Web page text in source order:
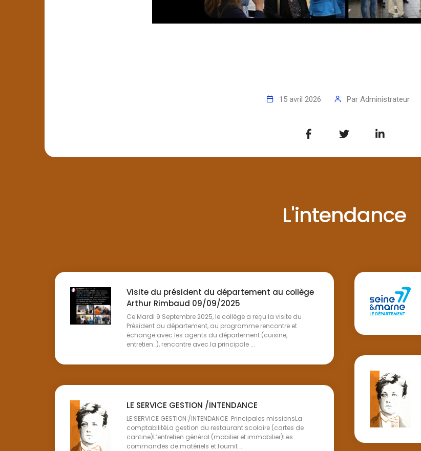
15 avril 2026 Par Administrateur
L'intendance
Visite du président du département au collège
Arthur Rimbaud 09/09/2025
Ce Mardi 9 Septembre 2025, le collège a reçu la visite du
Président du département, au programme rencontre et
échange avec les agents du département (cuisine,
entretien…), rencontre avec la principale ...
LE SERVICE GESTION /INTENDANCE
LE SERVICE GESTION /INTENDANCE Principales missionsLa
comptabilitéLa gestion du restaurant scolaire (cartes de
cantine)L’entretien général (mobilier et immobilier)Les
commandes de matériels et fournit ...